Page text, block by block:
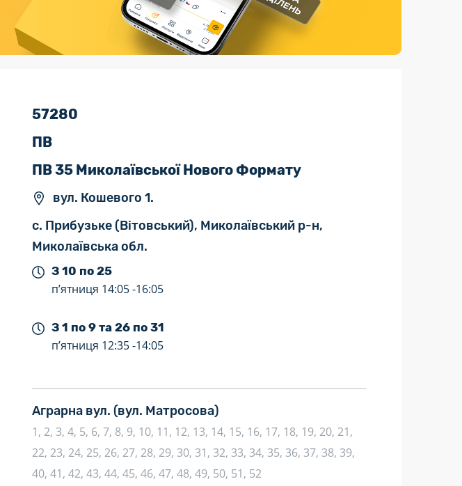
Валютно-обмінні операції
Страхові послуги
Каталог «Укрпошта Маркет»
57280
ПВ
ПВ 35 Миколаївської Нового Формату
вул. Кошевого 1.
с. Прибузьке (Вітовський), Миколаївський р-н,
Миколаївська обл.
З 10 по 25
п’ятниця 14:05 -16:05
З 1 по 9 та 26 по 31
п’ятниця 12:35 -14:05
Аграрна вул. (вул. Матросова)
1, 2, 3, 4, 5, 6, 7, 8, 9, 10, 11, 12, 13, 14, 15, 16, 17, 18, 19, 20, 21,
22, 23, 24, 25, 26, 27, 28, 29, 30, 31, 32, 33, 34, 35, 36, 37, 38, 39,
40, 41, 42, 43, 44, 45, 46, 47, 48, 49, 50, 51, 52